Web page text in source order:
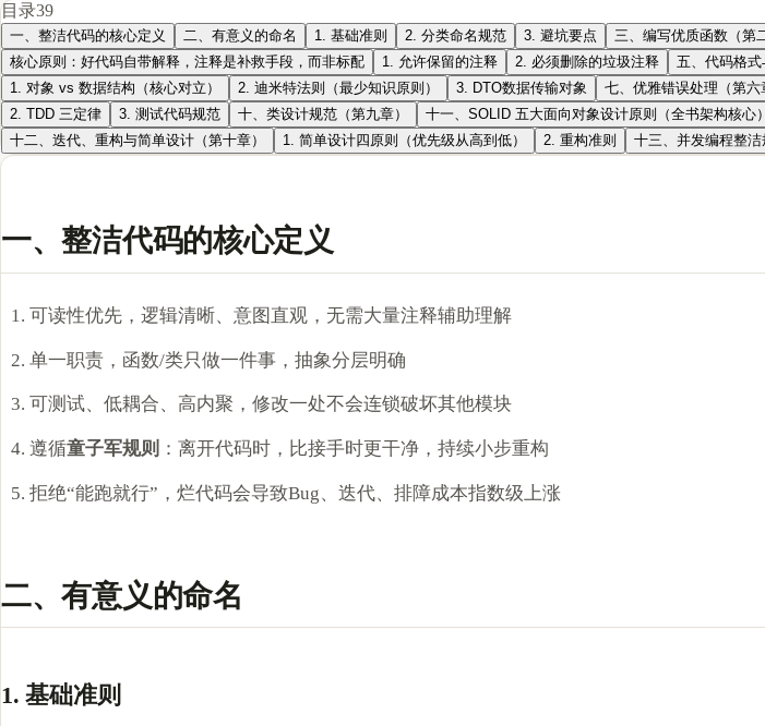
目录39
一、整洁代码的核心定义 二、有意义的命名 1. 基础准则 2. 分类命名规范 3. 避坑要点 三、编写优质函数（第
核心原则：好代码自带解释，注释是补救手段，而非标配
1. 允许保留的注释 2. 必须删除的垃圾注释 五、代码格式
1. 对象 vs 数据结构（核心对立）
2. 迪米特法则（最少知识原则） 3. DTO数据传输对象 七、优雅错误处理（第六
2. TDD 三定律
3. 测试代码规范 十、类设计规范（第九章） 十一、SOLID 五大面向对象设计原则（全书架构核心）
十二、迭代、重构与简单设计（第十章）
1. 简单设计四原则（优先级从高到低） 2. 重构准则 十三、并发编程整洁
一、整洁代码的核心定义
可读性优先，逻辑清晰、意图直观，无需大量注释辅助理解
单一职责，函数/类只做一件事，抽象分层明确
可测试、低耦合、高内聚，修改一处不会连锁破坏其他模块
遵循童子军规则 ：离开代码时，比接手时更干净，持续小步重构
拒绝“能跑就行”，烂代码会导致Bug、迭代、排障成本指数级上涨
二、有意义的命名
1. 基础准则